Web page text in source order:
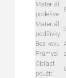
Materiál
podešve
Materiál
podšívky
Bez kovu
Průmysl
Oblast
použití